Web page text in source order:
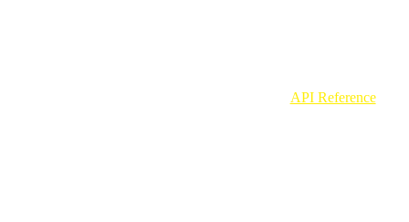
API Reference